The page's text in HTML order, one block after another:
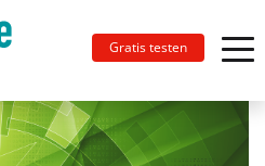
Gratis testen